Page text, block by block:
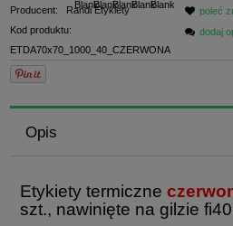
Producent:
Randi Etykiety
Kod produktu:
ETDA70x70_1000_40_CZERWONA
poleć
dodaj
Opis
Etykiety termiczne
szt., nawinięte na gilzie